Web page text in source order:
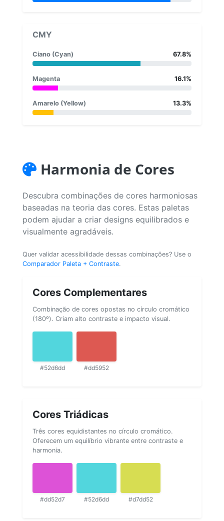
CMY
Ciano (Cyan) 67.8%
Magenta 16.1%
Amarelo (Yellow) 13.3%
Harmonia de Cores
Descubra combinações de cores harmoniosas
baseadas na teoria das cores. Estas paletas
podem ajudar a criar designs equilibrados e
visualmente agradáveis.
Quer validar acessibilidade dessas combinações? Use o
Comparador Paleta + Contraste.
Cores Complementares
Combinação de cores opostas no círculo cromático
(180º). Criam alto contraste e impacto visual.
#52d6dd #dd5952
Cores Triádicas
Três cores equidistantes no círculo cromático.
Oferecem um equilíbrio vibrante entre contraste e
harmonia.
#dd52d7 #52d6dd #d7dd52